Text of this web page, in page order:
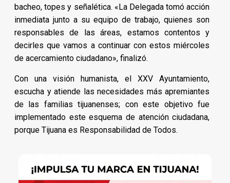
bacheo, topes y señalética. «La Delegada tomó acción
inmediata junto a su equipo de trabajo, quienes son
responsables de las áreas, estamos contentos y
decirles que vamos a continuar con estos miércoles
de acercamiento ciudadano», finalizó.
Con una visión humanista, el XXV Ayuntamiento,
escucha y atiende las necesidades más apremiantes
de las familias tijuanenses; con este objetivo fue
implementado este esquema de atención ciudadana,
porque Tijuana es Responsabilidad de Todos.